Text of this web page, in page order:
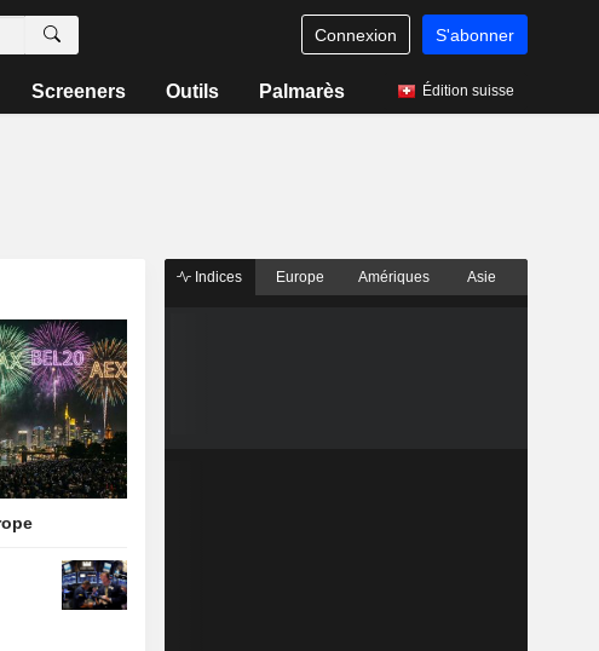
Connexion S'abonner
Screeners Outils Palmarès Édition suisse
Indices Europe Amériques Asie